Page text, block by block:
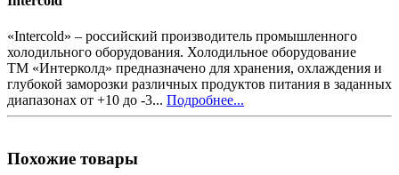
«Intercold» – российский производитель промышленного
холодильного оборудования. Холодильное оборудование
ТМ «Интерколд» предназначено для хранения, охлаждения и
глубокой заморозки различных продуктов питания в заданных
диапазонах от +10 до -3... Подробнее...
Похожие товары